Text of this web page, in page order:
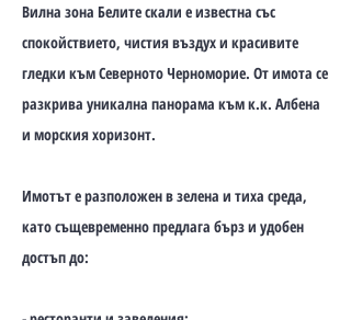
Вилна зона Белите скали е известна със
спокойствието, чистия въздух и красивите
гледки към Северното Черноморие. От имота се
разкрива уникална панорама към к.к. Албена
и морския хоризонт.
Имотът е разположен в зелена и тиха среда,
като същевременно предлага бърз и удобен
достъп до: